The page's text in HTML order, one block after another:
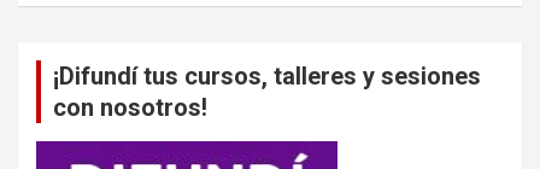
¡Difundí tus cursos, talleres y sesiones
con nosotros!